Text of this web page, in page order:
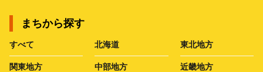
まちから探す
すべて 北海道 東北地方
関東地方 中部地方 近畿地方